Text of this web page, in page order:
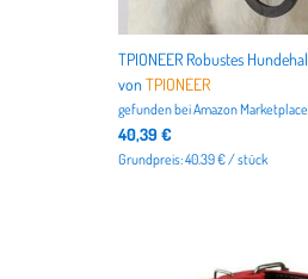
vonTPIONEER
gefunden beiAmazon Marketplace
40,39 €
Grundpreis: 40.39 € / stück